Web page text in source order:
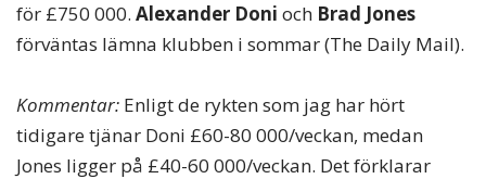
för £750 000. Alexander Doni och Brad Jones
förväntas lämna klubben i sommar (The Daily Mail).
Kommentar: Enligt de rykten som jag har hört
tidigare tjänar Doni £60-80 000/veckan, medan
Jones ligger på £40-60 000/veckan. Det förklarar